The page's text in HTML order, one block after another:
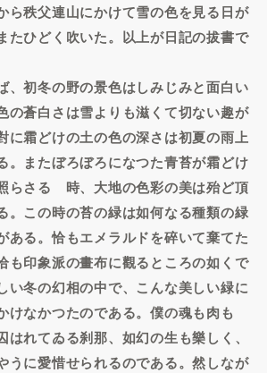
ら秩父連山にかけて雪の色を見る日が
たひどく吹いた。以上が日記の拔書で
、初冬の野の景色はしみじみと面白い
の蒼白さは雪よりも滋くて切ない趣が
に霜どけの土の色の深さは初夏の雨上
。またぼろぼろになつた青苔が霜どけ
らさるゝ時、大地の色彩の美は殆ど頂
。この時の苔の緑は如何なる種類の緑
ある。恰もエメラルドを碎いて棄てた
も印象派の畫布に觀るところの如くで
い冬の幻相の中で、こんな美しい緑に
けなかつたのである。僕の魂も肉も
はれてゐる刹那、如幻の生も樂しく、
うに愛惜せられるのである。然しなが